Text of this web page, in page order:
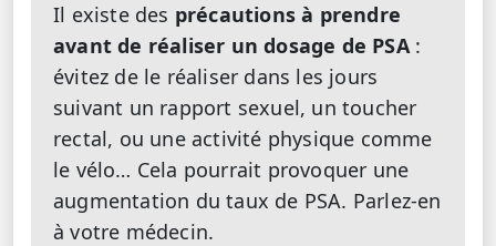
Il existe des précautions à prendre
avant de réaliser un dosage de PSA:
évitez de le réaliser dans les jours
suivant un rapport sexuel, un toucher
rectal, ou une activité physique comme
le vélo… Cela pourrait provoquer une
augmentation du taux de PSA. Parlez-en
à votre médecin.